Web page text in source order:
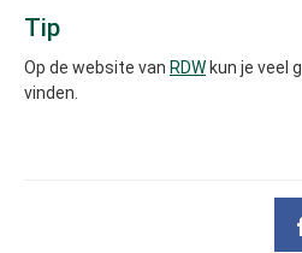
Tip
Op de website van RDWkun je veel
vinden.